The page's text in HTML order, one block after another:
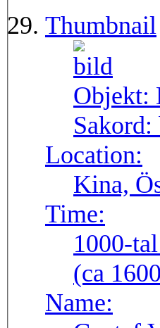
Thumbnail
Objekt:
Sakord:
Location:
Kina,
Time:
1000-
(ca
Name: